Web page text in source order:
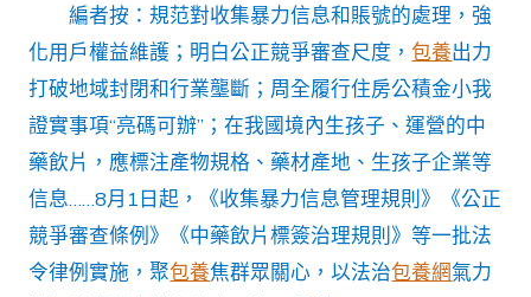
力
信
找
包
養
息
管
理
規
則》
8
月
編者按：規范對收集暴力信息和賬號的處理，強
化用戶權益維護；明白公正競爭審查尺度，包養出力
打破地域封閉和行業壟斷；周全履行住房公積金小我
證實事項“亮碼可辦”；在我國境內生孩子、運營的中
藥飲片，應標注產物規格、藥材產地、生孩子企業等
信息……8月1日起，《收集暴力信息管理規則》《公正
競爭審查條例》《中藥飲片標簽治理規則》等一批法
令律例實施，聚包養焦群眾關心，以法治包養網氣力